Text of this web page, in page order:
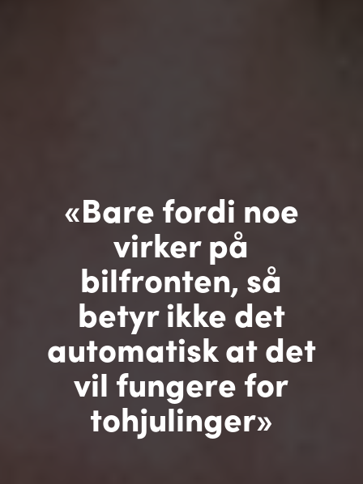
«Bare fordi noe
virker på
bilfronten, så
betyr ikke det
automatisk at det
vil fungere for
tohjulinger»